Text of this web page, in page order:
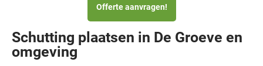
Offerte aanvragen!
Schutting plaatsen in De Groeve en
omgeving